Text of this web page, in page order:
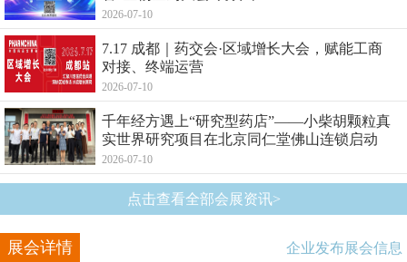
2026-07-10
7.17 成都｜药交会·区域增长大会，赋能工商
对接、终端运营
2026-07-10
千年经方遇上“研究型药店”——小柴胡颗粒真
实世界研究项目在北京同仁堂佛山连锁启动
2026-07-10
点击查看全部会展资讯>
展会详情 企业发布展会信息